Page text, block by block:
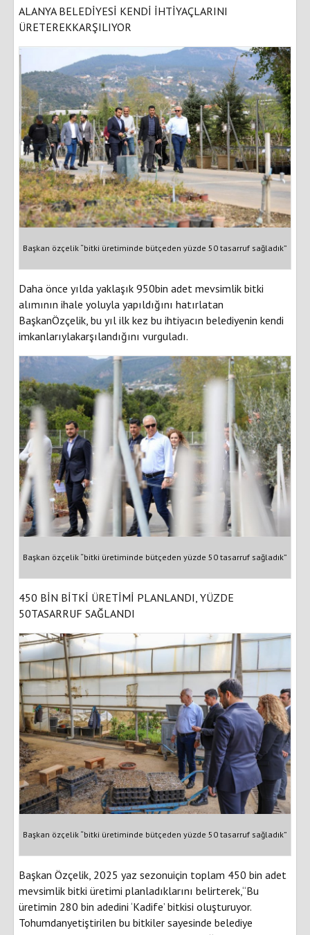
ALANYA BELEDİYESİ KENDİ İHTİYAÇLARINI
ÜRETEREKKARŞILIYOR
Başkan özçelik “bitki üretiminde bütçeden yüzde 50 tasarruf sağladık”
Daha önce yılda yaklaşık 950bin adet mevsimlik bitki
alımının ihale yoluyla yapıldığını hatırlatan
BaşkanÖzçelik, bu yıl ilk kez bu ihtiyacın belediyenin kendi
imkanlarıylakarşılandığını vurguladı.
Başkan özçelik “bitki üretiminde bütçeden yüzde 50 tasarruf sağladık”
450 BİN BİTKİ ÜRETİMİ PLANLANDI, YÜZDE
50TASARRUF SAĞLANDI
Başkan özçelik “bitki üretiminde bütçeden yüzde 50 tasarruf sağladık”
Başkan Özçelik, 2025 yaz sezonuiçin toplam 450 bin adet
mevsimlik bitki üretimi planladıklarını belirterek,“Bu
üretimin 280 bin adedini ‘Kadife’ bitkisi oluşturuyor.
Tohumdanyetiştirilen bu bitkiler sayesinde belediye